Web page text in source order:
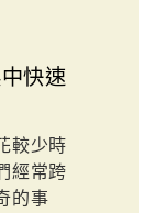
快速
較少時
經常跨
的事